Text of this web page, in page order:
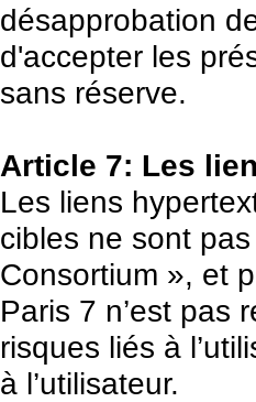
désapprobation
d'accepter les
sans réserve.
Article 7: Les
Les liens
cibles ne sont
Consortium », et
Paris 7 n’est pas
risques liés à
à l’utilisateur.